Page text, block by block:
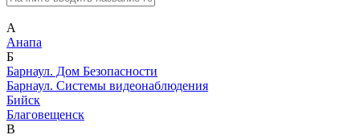
А
Анапа
Б
Барнаул. Дом Безопасности
Барнаул. Системы видеонаблюдения
Бийск
Благовещенск
В